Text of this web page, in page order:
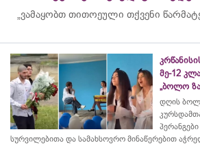
„ვამაყობთ თითოეული თქვენი
მე-12
„ბოლო
დღის
სურვილებითა და სამახსოვრო მინაწერებით